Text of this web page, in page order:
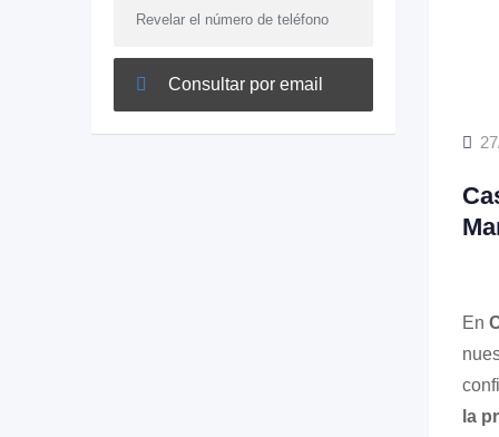
Revelar el número de teléfono
Consultar por email
En
la